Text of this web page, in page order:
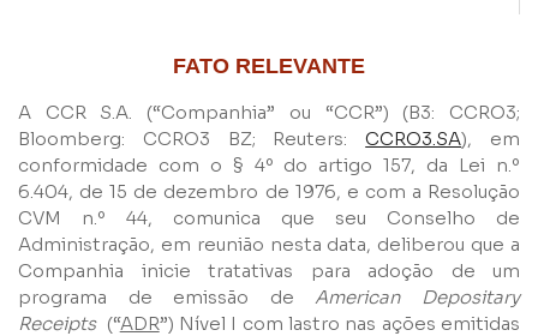
FATO RELEVANTE
A CCR S.A. (“Companhia” ou “CCR”) (B3: CCRO3;
Bloomberg: CCRO3 BZ; Reuters:CCRO3.SA), em
conformidade com o § 4º do artigo 157, da Lei n.º
6.404, de 15 de dezembro de 1976, e com a Resolução
CVM n.º 44, comunica que seu Conselho de
Administração, em reunião nesta data, deliberou que a
Companhia inicie tratativas para adoção de um
programa de emissão deAmerican Depositary
Receipts(“ADR”) Nível I com lastro nas ações emitidas
Nome
E-mail